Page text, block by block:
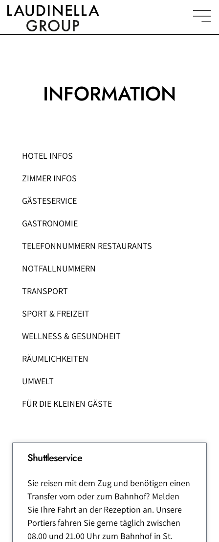
INFORMATION
HOTEL INFOS
ZIMMER INFOS
GÄSTESERVICE
GASTRONOMIE
TELEFONNUMMERN RESTAURANTS
NOTFALLNUMMERN
TRANSPORT
SPORT & FREIZEIT
WELLNESS & GESUNDHEIT
RÄUMLICHKEITEN
UMWELT
FÜR DIE KLEINEN GÄSTE
Shuttleservice
Sie reisen mit dem Zug und benötigen einen
Transfer vom oder zum Bahnhof? Melden
Sie Ihre Fahrt an der Rezeption an. Unsere
Portiers fahren Sie gerne täglich zwischen
08.00 und 21.00 Uhr zum Bahnhof in St.